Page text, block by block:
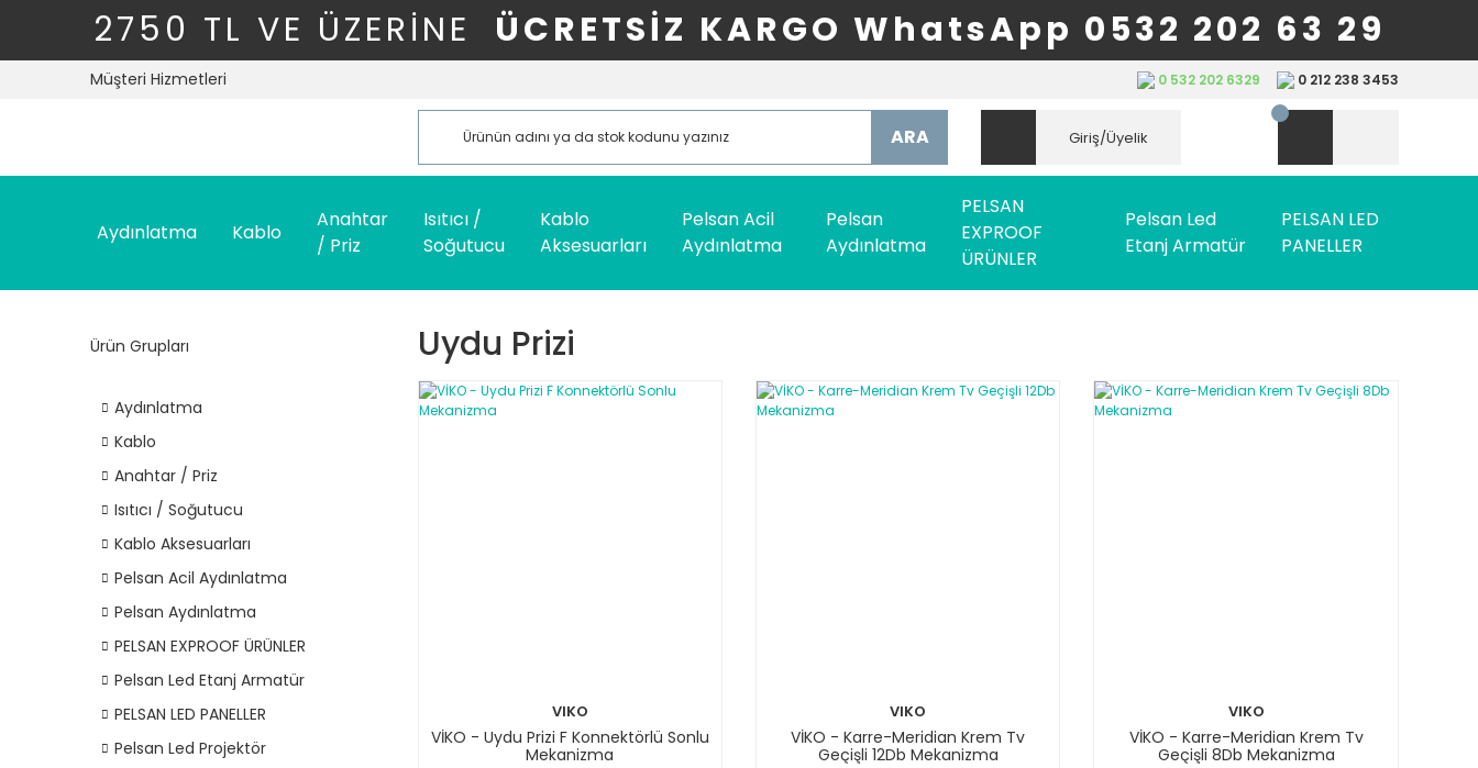
2750 TL VE ÜZERİNE ÜCRETSİZ KARGO WhatsApp 0532 202 63 29
Müşteri Hizmetleri 0 532 202 6329 0 212 238 3453
ARA Giriş/Üyelik
Aydınlatma Kablo
Anahtar
/ Priz
Isıtıcı /
Soğutucu
Kablo
Aksesuarları
Pelsan Acil
Aydınlatma
Pelsan
Aydınlatma
PELSAN
EXPROOF
ÜRÜNLER
Pelsan Led
Etanj Armatür
PELSAN LED
PANELLER
Ürün Grupları
Aydınlatma
Kablo
Anahtar / Priz
Isıtıcı / Soğutucu
Kablo Aksesuarları
Pelsan Acil Aydınlatma
Pelsan Aydınlatma
PELSAN EXPROOF ÜRÜNLER
Pelsan Led Etanj Armatür
PELSAN LED PANELLER
Pelsan Led Projektör
Uydu Prizi
VIKO
VİKO - Uydu Prizi F Konnektörlü Sonlu
Mekanizma
VIKO
VİKO - Karre-Meridian Krem Tv
Geçişli 12Db Mekanizma
VIKO
VİKO - Karre-Meridian Krem Tv
Geçişli 8Db Mekanizma